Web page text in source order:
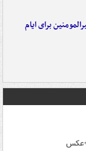
برای ایام